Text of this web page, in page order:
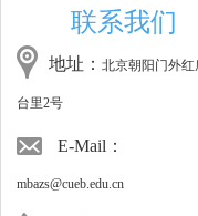
联系我们
地址： 北京朝阳门外红
台里2号
E-Mail：
mbazs@cueb.edu.cn